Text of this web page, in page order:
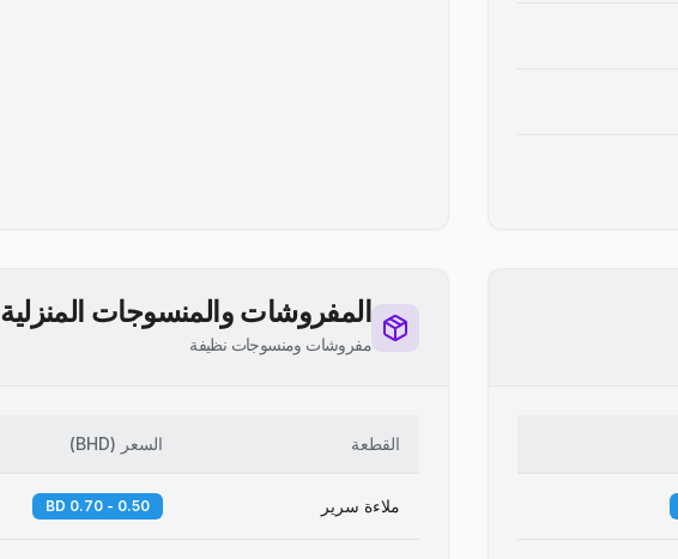
المفروشات والمنسوجات المنزلية
مفروشات ومنسوجات نظيفة
القطعة السعر (
BHD
)
ملاءة سرير 0.50 - 0.70 BD